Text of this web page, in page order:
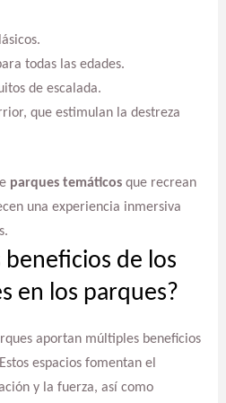
todas las edades.
de escalada.
que estimulan la destreza
parques temáticosque recrean
una experiencia inmersiva
beneficios de los
en los parques?
aportan múltiples beneficios
espacios fomentan el
y la fuerza, así como